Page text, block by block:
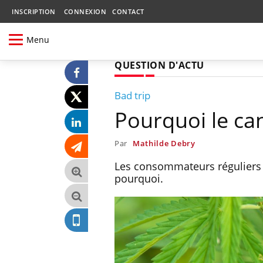
INSCRIPTION CONNEXION CONTACT
Menu
QUESTION D'ACTU
Bad trip
Pourquoi le
Par Mathilde Debry
Les consommateurs
pourquoi.